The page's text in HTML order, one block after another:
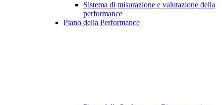
Sistema di misurazione e valutazione della
performance
Piano della Performance